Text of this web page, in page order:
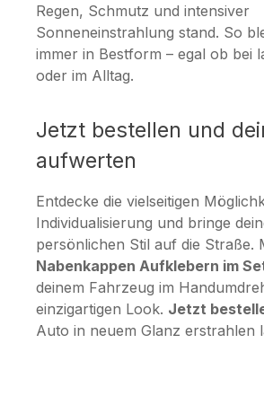
Regen, Schmutz und intensiver
Sonneneinstrahlung stand. So
immer in Bestform – egal ob bei
oder im Alltag.
Jetzt bestellen und
aufwerten
Entdecke die vielseitigen
Individualisierung und bringe
persönlichen Stil auf die Straße.
Nabenkappen Aufklebern im
deinem Fahrzeug im
einzigartigen Look. Jetzt
Auto in neuem Glanz erstrahlen